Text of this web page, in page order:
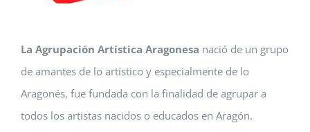
La Agrupación Artística Aragonesa nació de un grupo
de amantes de lo artístico y especialmente de lo
Aragonés, fue fundada con la finalidad de agrupar a
todos los artistas nacidos o educados en Aragón.